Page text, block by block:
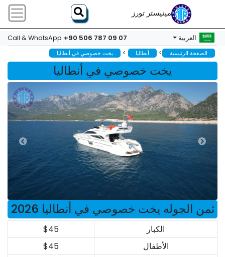
مينيستر تورز
العربية Call & WhatsApp +90 506 787 09 07
الصفحة الرئيسية > أنطاليا > يخت خصوصي في أنطاليا
يخت خصوصي في أنطاليا
ثمن الجوله يخت خصوصي في أنطاليا 2026
الكبار
$45
الأطفال
$45